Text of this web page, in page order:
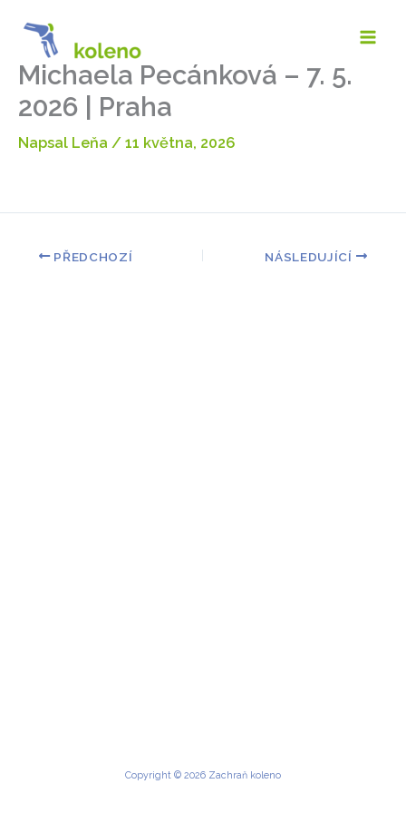
Michaela Pecánková – 7. 5.
2026 | Praha
Napsal Leňa / 11 května, 2026
PŘEDCHOZÍ NÁSLEDUJÍCÍ
Copyright © 2026 Zachraň koleno